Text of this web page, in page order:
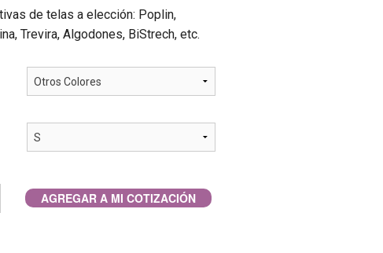
de telas a elección: Poplin,
Trevira, Algodones, BiStrech, etc.
AGREGAR A MI COTIZACIÓN